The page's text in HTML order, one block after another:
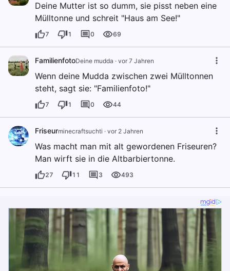
Deine Mutter ist so dumm, sie pisst neben eine
Mülltonne und schreit "Haus am See!"
7 1 0 69
FamilienfotoDeine mudda · vor 7 Jahren
Wenn deine Mudda zwischen zwei Mülltonnen
steht, sagt sie: "Familienfoto!"
7 1 0 44
Friseurminecraftsuchti · vor 2 Jahren
Was macht man mit alt gewordenen Friseuren?
Man wirft sie in die Altbarbiertonne.
27 11 3 493